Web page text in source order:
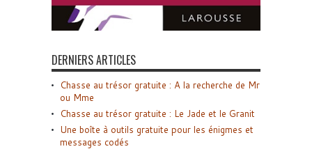
DERNIERS ARTICLES
Chasse au trésor gratuite : A la recherche de Mr
ou Mme
Chasse au trésor gratuite : Le Jade et le Granit
Une boîte à outils gratuite pour les énigmes et
messages codés